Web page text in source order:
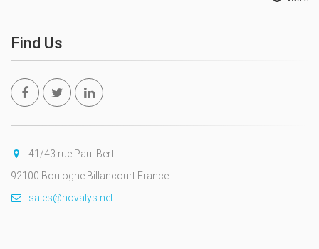
Find Us
41/43 rue Paul Bert
92100 Boulogne Billancourt France
sales@novalys.net